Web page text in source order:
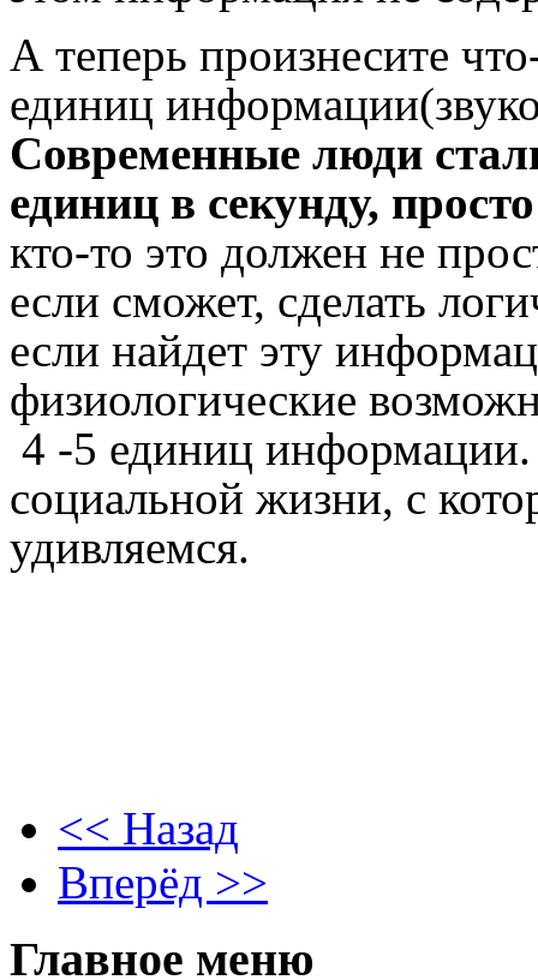
А теперь произнесите
единиц
Современные люди
единиц в секунду,
кто-то это должен не
если сможет, сделать
если найдет эту
физиологические
4 -5 единиц
социальной жизни, с
удивляемся.
<< Назад
Вперёд >>
Главное меню